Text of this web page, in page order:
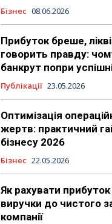
Бізнес 08.06.2026
Прибуток бреше,
говорить правду:
банкрут попри
Публікації 23.05.2026
Оптимізація
жертв: практичний
бізнесу 2026
Бізнес 22.05.2026
Як рахувати прибуток
виручки до чистого
компанії